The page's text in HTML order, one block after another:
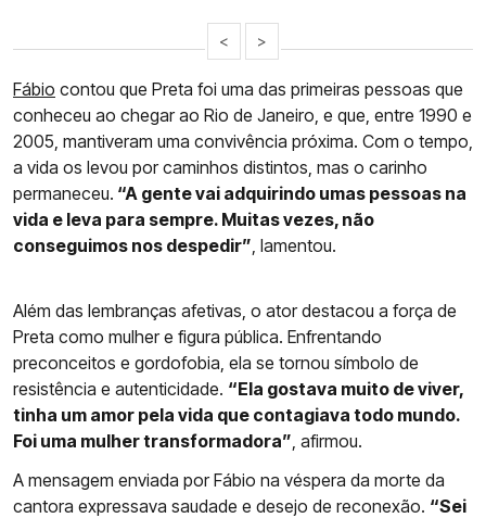
< >
Fábio contou que Preta foi uma das primeiras pessoas que
conheceu ao chegar ao Rio de Janeiro, e que, entre 1990 e
2005, mantiveram uma convivência próxima. Com o tempo,
a vida os levou por caminhos distintos, mas o carinho
permaneceu. “A gente vai adquirindo umas pessoas na
vida e leva para sempre. Muitas vezes, não
conseguimos nos despedir” , lamentou.
Além das lembranças afetivas, o ator destacou a força de
Preta como mulher e figura pública. Enfrentando
preconceitos e gordofobia, ela se tornou símbolo de
resistência e autenticidade. “Ela gostava muito de viver,
tinha um amor pela vida que contagiava todo mundo.
Foi uma mulher transformadora” , afirmou.
A mensagem enviada por Fábio na véspera da morte da
cantora expressava saudade e desejo de reconexão. “Sei